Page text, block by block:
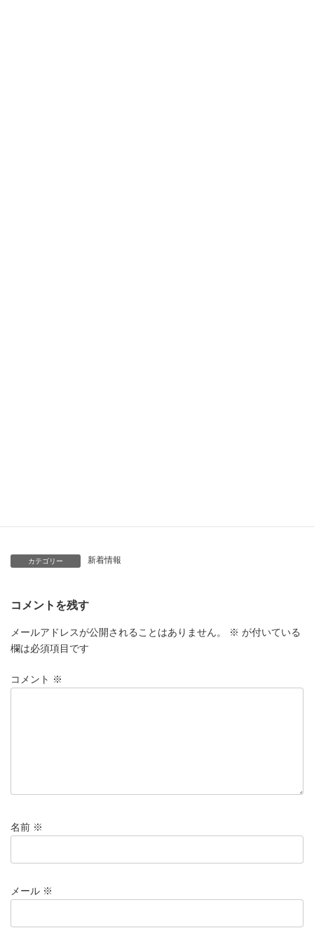
カテゴリー 新着情報
コメントを残す
メールアドレスが公開されることはありません。 ※ が付いている
欄は必須項目です
コメント ※
名前 ※
メール ※